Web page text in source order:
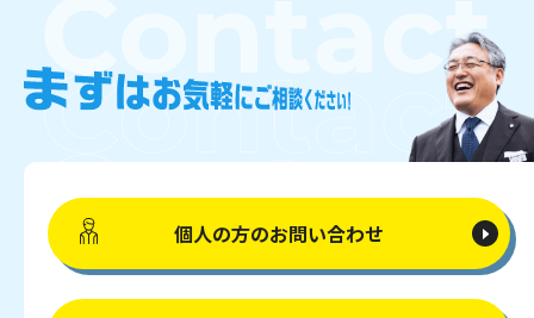
個人の方のお問い合わせ